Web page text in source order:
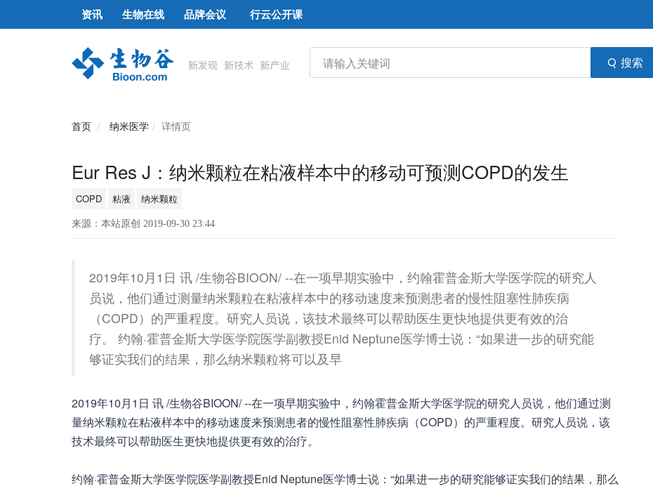
资讯 生物在线 品牌会议 行云公开课
搜索
首页 纳米医学 详情页
Eur Res J：纳米颗粒在粘液样本中的移动可预测COPD的发生
COPD 粘液 纳米颗粒
来源：本站原创 2019-09-30 23:44
2019年10月1日 讯 /生物谷BIOON/ --在一项早期实验中，约翰霍普金斯大学医学院的研究人
员说，他们通过测量纳米颗粒在粘液样本中的移动速度来预测患者的慢性阻塞性肺疾病
（COPD）的严重程度。研究人员说，该技术最终可以帮助医生更快地提供更有效的治
疗。 约翰·霍普金斯大学医学院医学副教授Enid Neptune医学博士说：“如果进一步的研究能
够证实我们的结果，那么纳米颗粒将可以及早
2019年10月1日 讯 /生物谷BIOON/ --在一项早期实验中，约翰霍普金斯大学医学院的研究人员说，他们通过测
量纳米颗粒在粘液样本中的移动速度来预测患者的慢性阻塞性肺疾病（COPD）的严重程度。研究人员说，该
技术最终可以帮助医生更快地提供更有效的治疗。
约翰·霍普金斯大学医学院医学副教授Enid Neptune医学博士说：“如果进一步的研究能够证实我们的结果，那么